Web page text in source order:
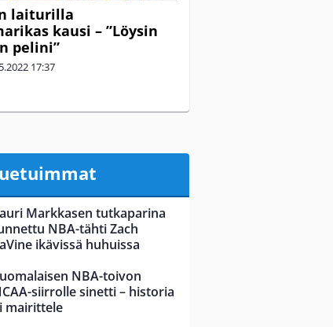
laiturilla
kausi – ”Löysin
pelini”
17:37
Markkasen tutkaparina
NBA-tähti Zach
ikävissä huhuissa
NBA-toivon
siirrolle sinetti – historia
mairittele